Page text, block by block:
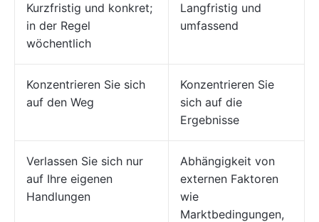
Kurzfristig und konkret;
in der Regel
wöchentlich
Langfristig und
umfassend
Konzentrieren Sie sich
auf den Weg
Konzentrieren Sie
sich auf die
Ergebnisse
Verlassen Sie sich nur
auf Ihre eigenen
Handlungen
Abhängigkeit von
externen Faktoren
wie
Marktbedingungen,